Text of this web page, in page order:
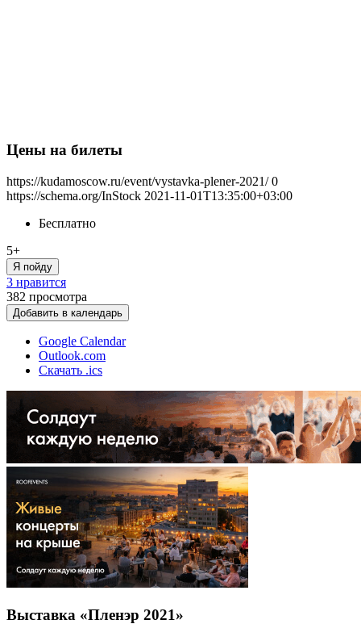
Цены на билеты
https://kudamoscow.ru/event/vystavka-plener-2021/ 0
https://schema.org/InStock 2021-11-01T13:35:00+03:00
Бесплатно
5+
Я пойду
3 нравится
382 просмотра
Добавить в календарь
Google Calendar
Outlook.com
Скачать .ics
Выставка «Пленэр 2021»